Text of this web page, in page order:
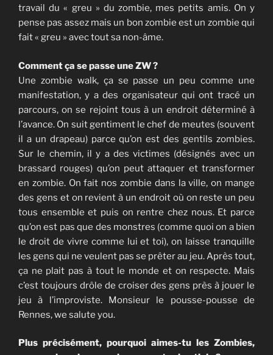
travail du « greu » du zombie, mes petits amis. On y
pense pas assez mais un bon zombie est un zombie qui
fait « greu » avec tout sa non-âme.
Comment ça se passe une ZW ?
Une zombie walk, ça se passe un peu comme une
manifestation, y a des organisateur qui ont tracé un
parcours, on se rejoint tous à un endroit déterminé à
l’avance. On suit gentiment le chef de meutes (souvent
il a un drapeau) parce qu’on est des gentils zombies.
Sur le chemin, il y a des victimes (désignés avec un
brassard rouges) qu’on peut attaquer et transformer
en zombie. On fait nos zombie dans la ville, on mange
des gens et on revient à un endroit où on reste un peu
tous ensemble et puis on rentre chez nous. Et parce
qu’on est pas que des monstres (comme quoi on a bien
le droit de vivre comme lui et toi), on laisse tranquille
les gens qui ne veulent pas se prêter au jeu. Après tout,
ça ne plait pas à tout le monde et on respecte. Mais
c’est toujours drôle de croiser des gens près à jouer le
jeu à l’improviste. Monsieur le pousse-pousse de
Rennes, we salute you.
Plus précisément, pourquoi aimes-tu les Zombies,